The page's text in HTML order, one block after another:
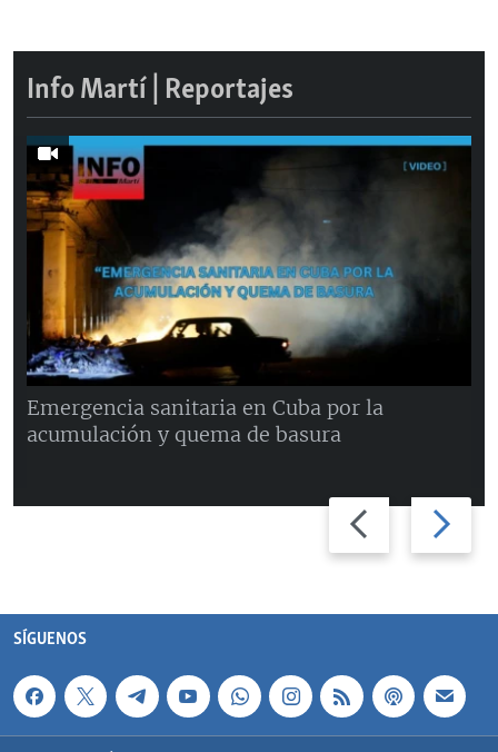
Info Martí | Reportajes
Previous
slide
Next
slide
Emergencia sanitaria en Cuba por la
acumulación y quema de basura
SÍGUENOS